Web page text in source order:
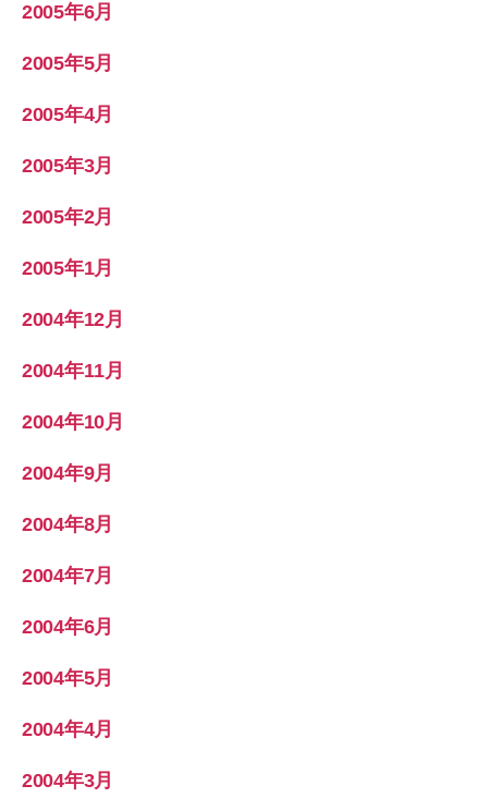
2005年6月
2005年5月
2005年4月
2005年3月
2005年2月
2005年1月
2004年12月
2004年11月
2004年10月
2004年9月
2004年8月
2004年7月
2004年6月
2004年5月
2004年4月
2004年3月